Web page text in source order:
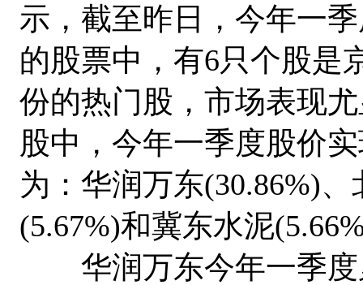
示，截至昨日，今年一
的股票中，有6只个股是
份的热门股，市场表现
股中，今年一季度股价
为：华润万东(30.86%)
(5.67%)和冀东水泥
华润万东今年一季度